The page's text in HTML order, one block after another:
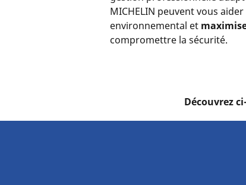
MICHELIN peuvent vous
environnemental et
compromettre la sécurité.
Découvrez